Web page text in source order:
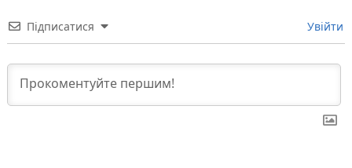
Підписатися Увійти